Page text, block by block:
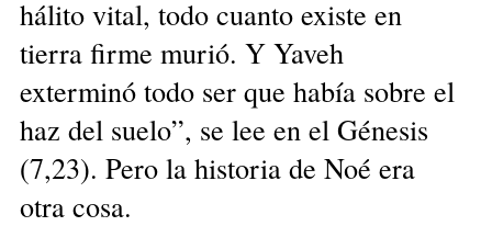
hálito vital, todo cuanto existe en
tierra firme murió. Y Yaveh
exterminó todo ser que había sobre el
haz del suelo”, se lee en el Génesis
(7,23). Pero la historia de Noé era
otra cosa.